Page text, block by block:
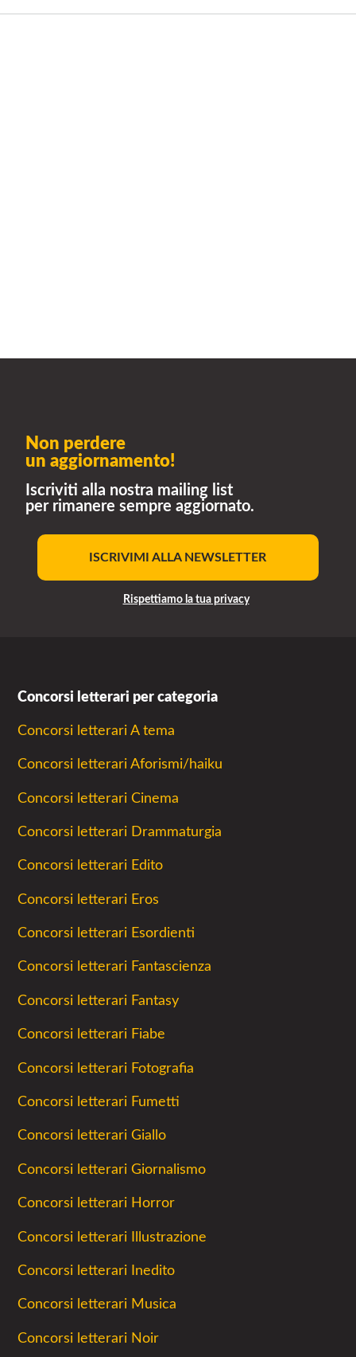
Non perdere
un aggiornamento!
Iscriviti alla nostra mailing list
per rimanere sempre aggiornato.
ISCRIVIMI ALLA NEWSLETTER
Rispettiamo la tua privacy
Concorsi letterari per categoria
Concorsi letterari A tema
Concorsi letterari Aforismi/haiku
Concorsi letterari Cinema
Concorsi letterari Drammaturgia
Concorsi letterari Edito
Concorsi letterari Eros
Concorsi letterari Esordienti
Concorsi letterari Fantascienza
Concorsi letterari Fantasy
Concorsi letterari Fiabe
Concorsi letterari Fotografia
Concorsi letterari Fumetti
Concorsi letterari Giallo
Concorsi letterari Giornalismo
Concorsi letterari Horror
Concorsi letterari Illustrazione
Concorsi letterari Inedito
Concorsi letterari Musica
Concorsi letterari Noir